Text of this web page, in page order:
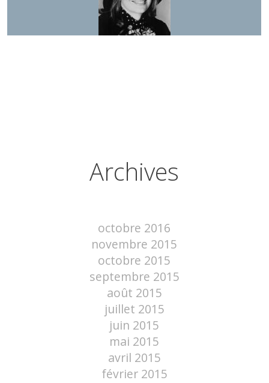
Archives
octobre 2016
novembre 2015
octobre 2015
septembre 2015
août 2015
juillet 2015
juin 2015
mai 2015
avril 2015
février 2015